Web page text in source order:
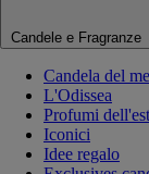
Candele e Fragranze
Candela del
L'Odissea
Profumi
Iconici
Idee regalo